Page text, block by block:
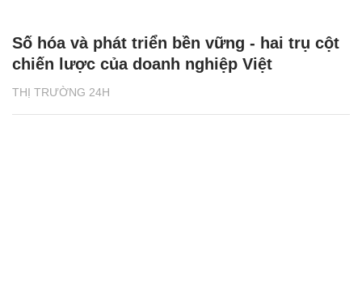
THỊ TRƯỜNG 24H
Số hóa và phát triển bền vững - hai trụ cột
chiến lược của doanh nghiệp Việt